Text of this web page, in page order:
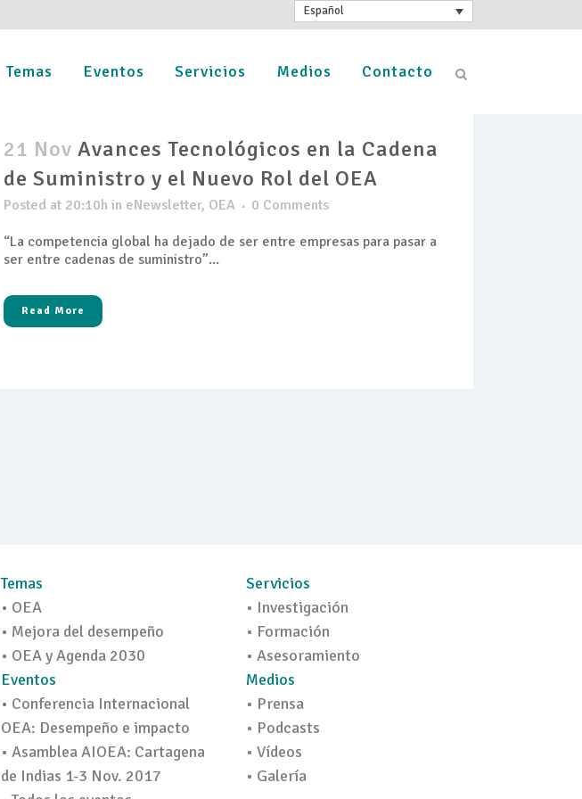
Español
Temas Eventos Servicios Medios Contacto
21 Nov Avances Tecnológicos en la Cadena
de Suministro y el Nuevo Rol del OEA
Posted at 20:10h in eNewsletter, OEA 0 Comments
“La competencia global ha dejado de ser entre empresas para pasar a
ser entre cadenas de suministro”...
Read More
Temas
• OEA
• Mejora del desempeño
• OEA y Agenda 2030
Eventos
• Conferencia Internacional
OEA: Desempeño e impacto
• Asamblea AIOEA: Cartagena
de Indias 1-3 Nov. 2017
Servicios
• Investigación
• Formación
• Asesoramiento
Medios
• Prensa
• Podcasts
• Vídeos
• Galería